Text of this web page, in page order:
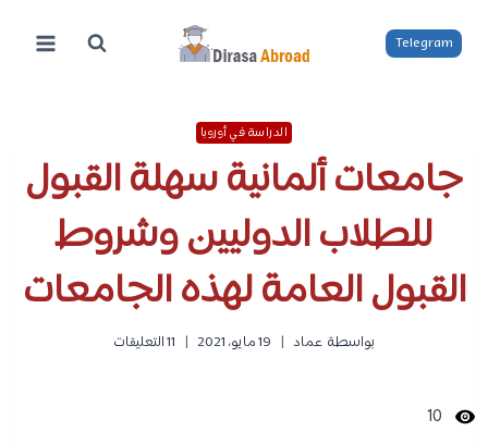
المحتوى
Telegram
الدراسة في أوروبا
جامعات ألمانية سهلة القبول
للطلاب الدوليين وشروط
القبول العامة لهذه الجامعات
بواسطة عماد 19 مايو، 2021 11 التعليقات
10